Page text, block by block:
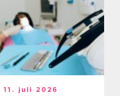
11. juli 2026